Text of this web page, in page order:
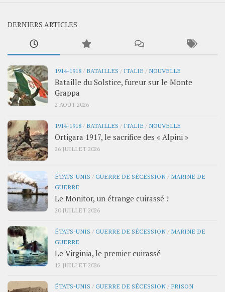
DERNIERS ARTICLES
1914-1918 / BATAILLES / ITALIE / NOUVELLE
Bataille du Solstice, fureur sur le Monte
Grappa
2 AOÛT 2026
1914-1918 / BATAILLES / ITALIE / NOUVELLE
Ortigara 1917, le sacrifice des « Alpini »
26 JUILLET 2026
ÉTATS-UNIS /GUERRE DE SÉCESSION / MARINE DE
GUERRE
Le Monitor, un étrange cuirassé !
20 JUILLET 2026
ÉTATS-UNIS /GUERRE DE SÉCESSION / MARINE DE
GUERRE
Le Virginia, le premier cuirassé
12 JUILLET 2026
ÉTATS-UNIS /GUERRE DE SÉCESSION / PRISON